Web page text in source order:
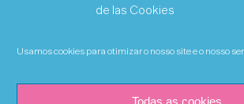
de las Cookies
Usamos cookies para otimizar o nosso site e o nosso
Todas as cookies